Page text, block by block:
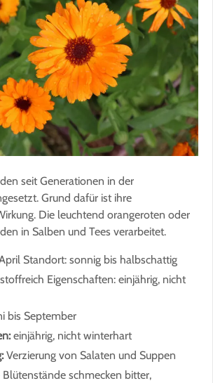
seit Generationen in der
Grund dafür ist ihre
Die leuchtend orangeroten oder
in Salben und Tees verarbeitet.
Standort: sonnig bis halbschattig
Eigenschaften: einjährig, nicht
bis September
einjährig, nicht winterhart
Verzierung von Salaten und Suppen
schmecken bitter,